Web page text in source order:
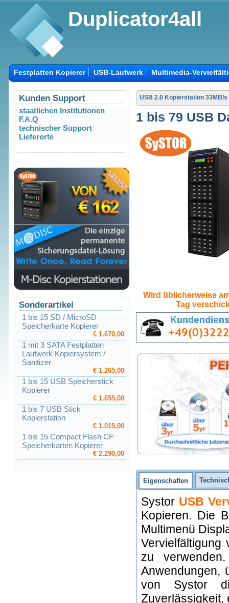
USB 2.0 Kopierstation 33MB/s
1 bis 79 USB
Wird üblicherweise
Tag
Eigenschaften
Systor USB
Kopieren. Die
Multimenü
Vervielfältigung
zu
Anwendungen,
von Systor
Zuverlässigkeit,
Kunden Support
staatlichen Institutionen
F.A.Q
technischer Support
Lieferorte
Sonderartikel
1 bis 15 SD / MicroSD
Speicherkarte Kopierer
€ 1.670,00
1 mit 3 SATA Festplatten
Laufwerk Kopiersystem /
Sanitizer
€ 1.265,00
1 bis 15 USB Speicherstick
Kopierer
€ 1.655,00
1 bis 7 USB Stick
Kopierstation
€ 1.015,00
1 bis 15 Compact Flash CF
Speicherkarten Kopierer
€ 2.290,00
Festplatten Kopierer USB-Laufwerk Multimedia-
Duplicator4all